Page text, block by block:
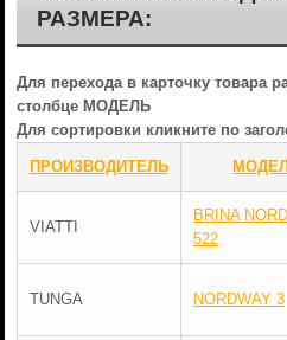
РАЗМЕРА:
Для перехода в карточку товара
столбце МОДЕЛЬ
Для сортировки кликните по
ПРОИЗВОДИТЕЛЬ
VIATTI
BRINA
522
TUNGA NORDWAY 3